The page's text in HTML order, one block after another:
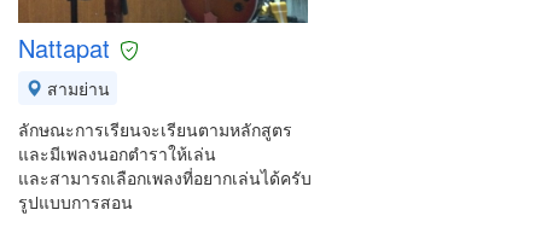
Nattapat
สามย่าน
ลักษณะการเรียนจะเรียนตามหลักสูตร
และมีเพลงนอกตำราให้เล่น
และสามารถเลือกเพลงที่อยากเล่นได้ครับ
รูปแบบการสอน